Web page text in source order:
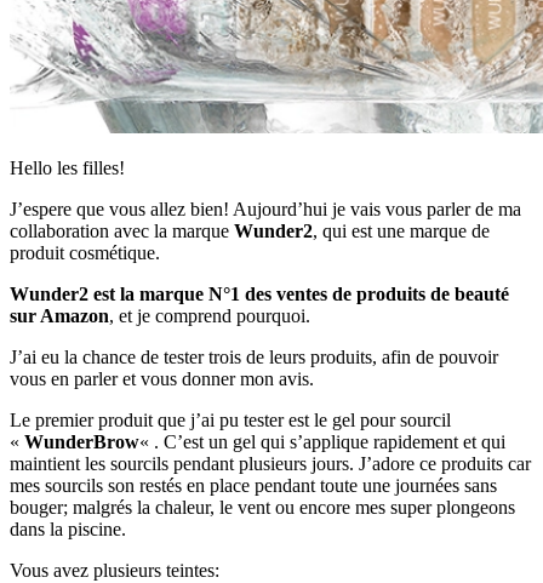
Hello les filles!
J’espere que vous allez bien! Aujourd’hui je vais vous parler de ma
collaboration avec la marque Wunder2, qui est une marque de
produit cosmétique.
Wunder2 est la marque N°1 des ventes de produits de beauté
sur Amazon, et je comprend pourquoi.
J’ai eu la chance de tester trois de leurs produits, afin de pouvoir
vous en parler et vous donner mon avis.
Le premier produit que j’ai pu tester est le gel pour sourcil
« WunderBrow« . C’est un gel qui s’applique rapidement et qui
maintient les sourcils pendant plusieurs jours. J’adore ce produits car
mes sourcils son restés en place pendant toute une journées sans
bouger; malgrés la chaleur, le vent ou encore mes super plongeons
dans la piscine.
Vous avez plusieurs teintes: